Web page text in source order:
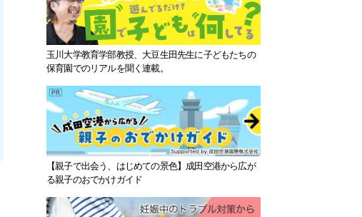
玉川大学教育学部教授、大豆生田先生に子どもたちの
保育園でのリアルを聞く連載。
【親子で出会う、はじめての景色】成田空港から広が
る親子のおでかけガイド